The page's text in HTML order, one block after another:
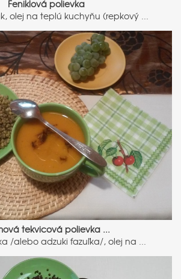
Feniklová polievka
olej na teplú kuchyňu (repkový ...
tekvicová polievka ...
/alebo adzuki fazuľka/, olej na ...